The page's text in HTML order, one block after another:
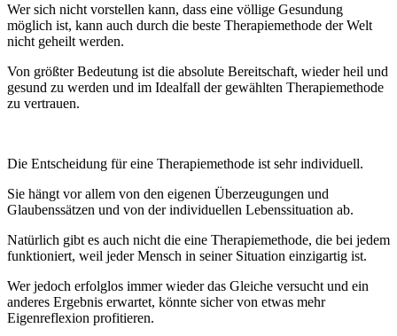
Wer sich nicht vorstellen kann, dass eine völlige Gesundung
möglich ist, kann auch durch die beste Therapiemethode der Welt
nicht geheilt werden.
Von größter Bedeutung ist die absolute Bereitschaft, wieder heil und
gesund zu werden und im Idealfall der gewählten Therapiemethode
zu vertrauen.
Die Entscheidung für eine Therapiemethode ist sehr individuell.
Sie hängt vor allem von den eigenen Überzeugungen und
Glaubenssätzen und von der individuellen Lebenssituation ab.
Natürlich gibt es auch nicht die eine Therapiemethode, die bei jedem
funktioniert, weil jeder Mensch in seiner Situation einzigartig ist.
Wer jedoch erfolglos immer wieder das Gleiche versucht und ein
anderes Ergebnis erwartet, könnte sicher von etwas mehr
Eigenreflexion profitieren.